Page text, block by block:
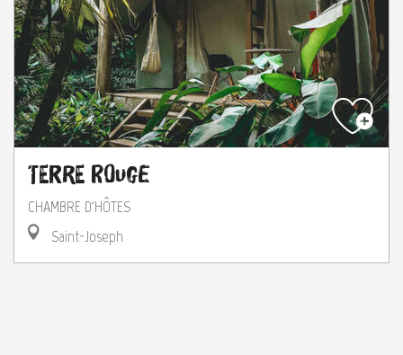
Terre Rouge
CHAMBRE D'HÔTES
Saint-Joseph